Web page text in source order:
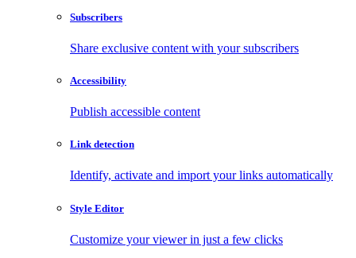
Subscribers
Share exclusive content with your subscribers
Accessibility
Publish accessible content
Link detection
Identify, activate and import your links automatically
Style Editor
Customize your viewer in just a few clicks